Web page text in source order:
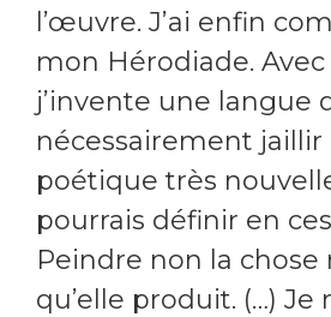
l’œuvre. J’ai enfin
mon Hérodiade.
j’invente une langue
nécessairement jaillir
poétique très
pourrais définir en
Peindre non la chose
qu’elle produit. (…) Je